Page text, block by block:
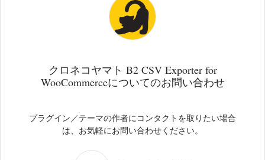
クロネコヤマト B2 CSV Exporter for
WooCommerceについてのお問い合わせ
プラグイン／テーマの作者にコンタクトを取りたい場合
は、お気軽にお問い合わせください。